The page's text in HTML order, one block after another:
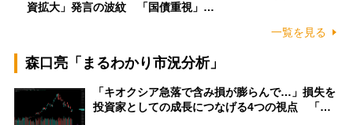
資拡大」発言の波紋 「国債重視」…
一覧を見る
森口亮「まるわかり市況分析」
「キオクシア急落で含み損が膨らんで…」損失を
投資家としての成長につなげる4つの視点 「…